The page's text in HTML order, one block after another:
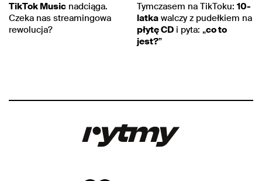
TikTok Music nadciąga.
Czeka nas streamingowa
rewolucja?
Tymczasem na TikToku: 10-
latka walczy z pudełkiem na
płytę CD i pyta: „co to
jest?”